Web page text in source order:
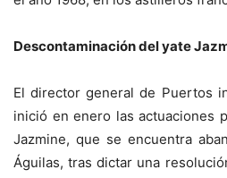
Descontaminación del yate
El director general de Puertos
inició en enero las actuaciones
Jazmine, que se encuentra
Águilas, tras dictar una